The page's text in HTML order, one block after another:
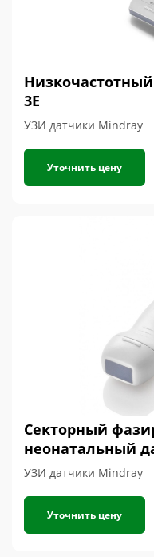
3E
УЗИ датчики Mindray
Уточнить цену
Секторный
неонатальный
УЗИ датчики Mindray
Уточнить цену